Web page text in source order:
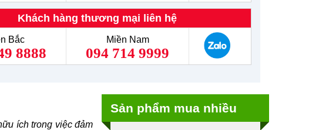
Khách hàng thương mại liên hệ
Bắc
8888
Miền Nam
094 714 9999
ích trong việc đảm
Sản phẩm mua nhiều